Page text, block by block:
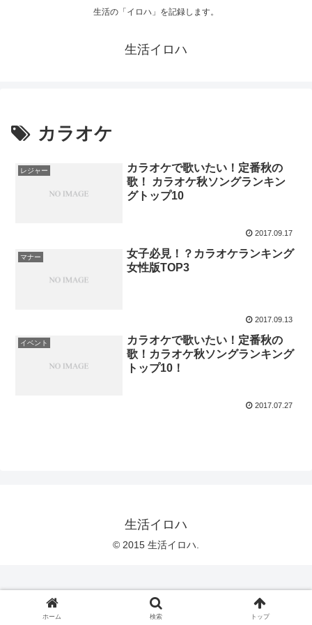
生活の「イロハ」を記録します。
生活イロハ
カラオケ
レジャー
カラオケで歌いたい！定番秋の
歌！ カラオケ秋ソングランキン
グトップ10
2017.09.17
マナー
女子必見！？カラオケランキング
女性版TOP3
2017.09.13
イベント
カラオケで歌いたい！定番秋の
歌！カラオケ秋ソングランキング
トップ10！
2017.07.27
生活イロハ
© 2015 生活イロハ.
ホーム 検索 トップ